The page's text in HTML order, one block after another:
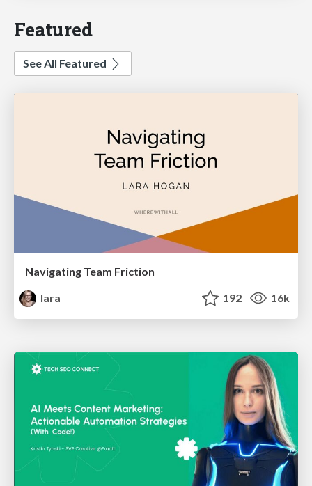
Featured
See All Featured
Navigating Team Friction
lara
192 16k